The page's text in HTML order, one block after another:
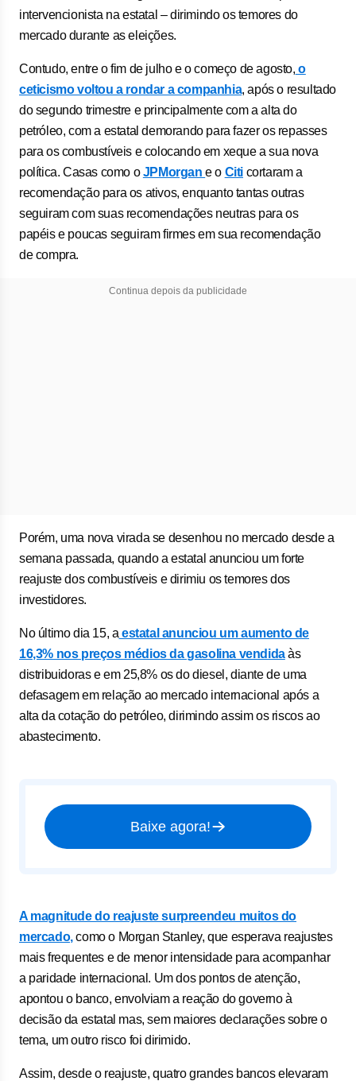
intervencionista na estatal – dirimindo os temores do
mercado durante as eleições.
Contudo, entre o fim de julho e o começo de agosto, o
ceticismo voltou a rondar a companhia, após o resultado
do segundo trimestre e principalmente com a alta do
petróleo, com a estatal demorando para fazer os repasses
para os combustíveis e colocando em xeque a sua nova
política. Casas como oJPMorgane o Citi cortaram a
recomendação para os ativos, enquanto tantas outras
seguiram com suas recomendações neutras para os
papéis e poucas seguiram firmes em sua recomendação
de compra.
Continua depois da publicidade
Porém, uma nova virada se desenhou no mercado desde a
semana passada, quando a estatal anunciou um forte
reajuste dos combustíveis e dirimiu os temores dos
investidores.
No último dia 15, a estatal anunciou um aumento de
16,3% nos preços médios da gasolina vendidaàs
distribuidoras e em 25,8% os do diesel, diante de uma
defasagem em relação ao mercado internacional após a
alta da cotação do petróleo, dirimindo assim os riscos ao
abastecimento.
Baixe agora!
A magnitude do reajuste surpreendeu muitos do
mercado,como o Morgan Stanley, que esperava reajustes
mais frequentes e de menor intensidade para acompanhar
a paridade internacional. Um dos pontos de atenção,
apontou o banco, envolviam a reação do governo à
decisão da estatal mas, sem maiores declarações sobre o
tema, um outro risco foi dirimido.
Assim, desde o reajuste, quatro grandes bancos elevaram